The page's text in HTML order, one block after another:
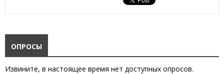
ОПРОСЫ
Извините, в настоящее время нет доступных опросов.